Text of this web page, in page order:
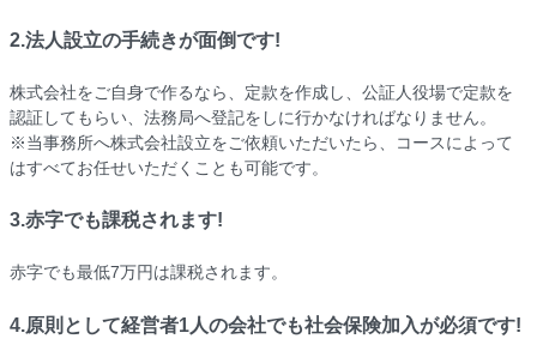
2.法人設立の手続きが面倒です!
株式会社をご自身で作るなら、定款を作成し、公証人役場で定款を
認証してもらい、法務局へ登記をしに行かなければなりません。
※当事務所へ株式会社設立をご依頼いただいたら、コースによって
はすべてお任せいただくことも可能です。
3.赤字でも課税されます!
赤字でも最低7万円は課税されます。
4.原則として経営者1人の会社でも社会保険加入が必須です!